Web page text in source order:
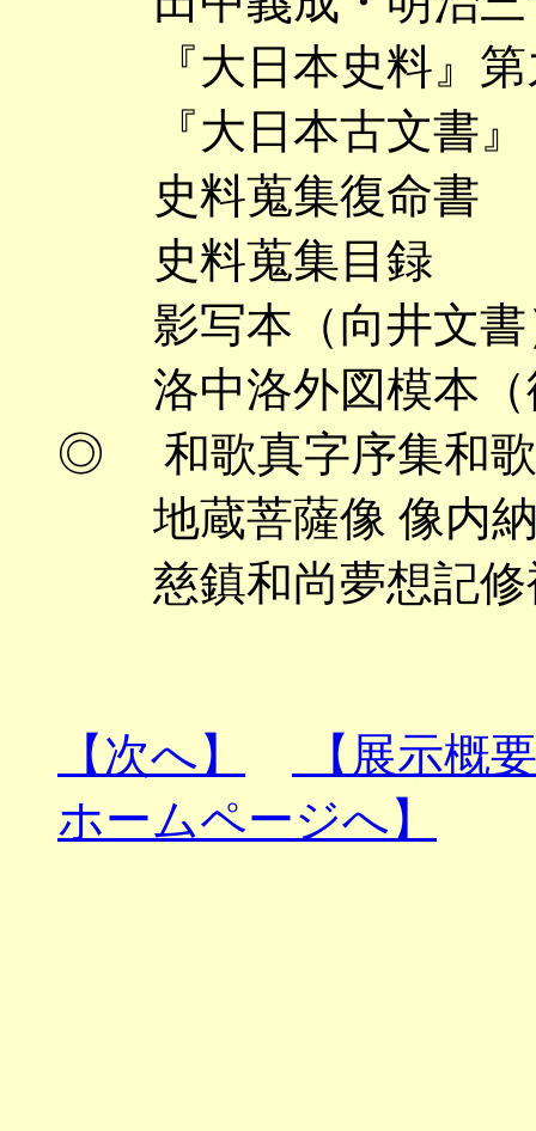
『大日本史料』第
『大日本古文書』
史料蒐集復命書
史料蒐集目録
影写本（向井文書
洛中洛外図模本（
◎ 和歌真字序集和歌
地蔵菩薩像 像内納
慈鎮和尚夢想記修
【次へ】
【展示概
ホームページへ】